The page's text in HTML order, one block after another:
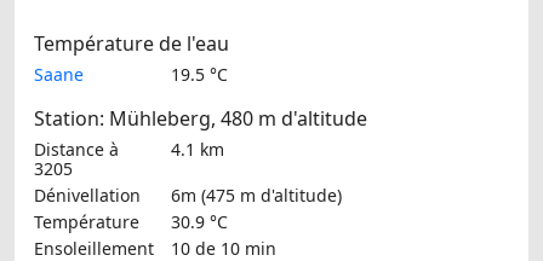
Température de l'eau
Saane 19.5 °C
Station: Mühleberg, 480 m d'altitude
Distance à
3205
4.1 km
Dénivellation
6m (475 m d'altitude)
Température
30.9 °C
Ensoleillement
10 de 10 min